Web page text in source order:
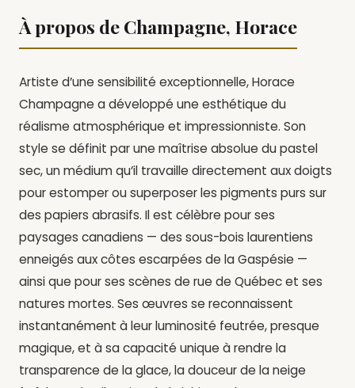
À propos de Champagne, Horace
Artiste d’une sensibilité exceptionnelle, Horace
Champagne a développé une esthétique du
réalisme atmosphérique et impressionniste. Son
style se définit par une maîtrise absolue du pastel
sec, un médium qu’il travaille directement aux doigts
pour estomper ou superposer les pigments purs sur
des papiers abrasifs. Il est célèbre pour ses
paysages canadiens — des sous-bois laurentiens
enneigés aux côtes escarpées de la Gaspésie —
ainsi que pour ses scènes de rue de Québec et ses
natures mortes. Ses œuvres se reconnaissent
instantanément à leur luminosité feutrée, presque
magique, et à sa capacité unique à rendre la
transparence de la glace, la douceur de la neige